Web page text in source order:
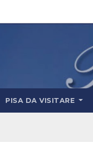
PISA DA VISITARE